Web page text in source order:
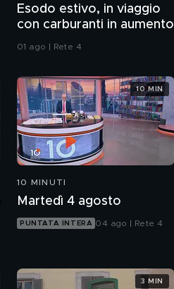
Esodo estivo, in viaggio
con carburanti in aumento
01 ago | Rete 4
10 MINUTI
Martedì 4 agosto
PUNTATA INTERA 04 ago | Rete 4
10 MIN
3 MIN